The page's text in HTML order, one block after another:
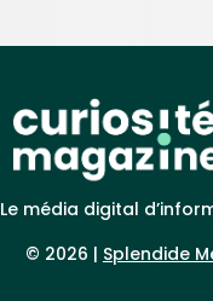
Le média digital
© 2026 | Splendide